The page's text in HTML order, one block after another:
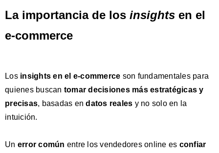
La importancia de los insights en el
e-commerce
Losinsights en el e-commerce son fundamentales para
quienes buscan tomar decisiones más estratégicas y
precisas, basadas endatos reales y no solo en la
intuición.
Un error común entre los vendedores online es confiar